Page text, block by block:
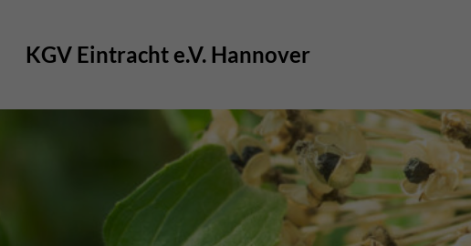
springenKGV Eintracht e.V. Hannover